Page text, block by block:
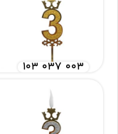
۱۰۳ ۰۳۷ ۰۰۳